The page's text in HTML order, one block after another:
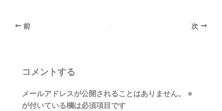
前 次
コメントする
メールアドレスが公開されることはありません。
※
が付いている欄は必須項目です